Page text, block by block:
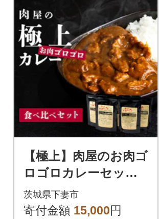
【極上】肉屋のお肉ゴ
ロゴロカレーセット
(中辛4パック&甘口4
パック)
茨城県下妻市
寄付金額 15,000円